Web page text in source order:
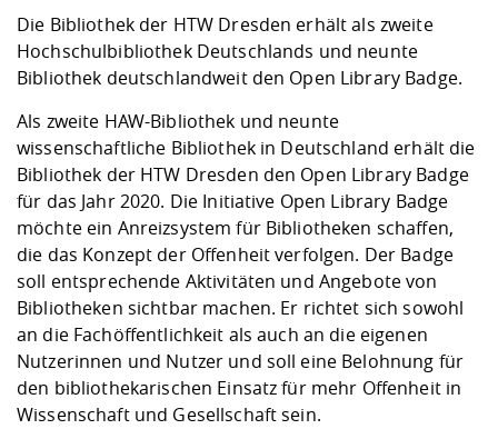
Vorbereitung
Studien- und
und Physik
Digitales Lernen
Fremdsprachen
Studieren in
Lebenslagen
Studentenwerk
Angebote der
Arbeit
Career Service
Lehren,
Formulare und
Internationale
Formulare und
FIS -
Prototyping und
Kooperationen
Kontakt &
Klimaschutz &
Förderverein
Gremien und
Informatik/
Landbau/
Maschinenbau
Angebote für Unternehmen
Kontakt und Anfahrt
Qualitätssicherung
Die Bibliothek der HTW Dresden erhält als zweite
Hochschulbibliothek Deutschlands und neunte
Bibliothek deutschlandweit den Open Library Badge.
Als zweite HAW-Bibliothek und neunte
wissenschaftliche Bibliothek in Deutschland erhält die
Bibliothek der HTW Dresden den Open Library Badge
für das Jahr 2020. Die Initiative Open Library Badge
möchte ein Anreizsystem für Bibliotheken schaffen,
die das Konzept der Offenheit verfolgen. Der Badge
soll entsprechende Aktivitäten und Angebote von
Bibliotheken sichtbar machen. Er richtet sich sowohl
an die Fachöffentlichkeit als auch an die eigenen
Nutzerinnen und Nutzer und soll eine Belohnung für
den bibliothekarischen Einsatz für mehr Offenheit in
Wissenschaft und Gesellschaft sein.